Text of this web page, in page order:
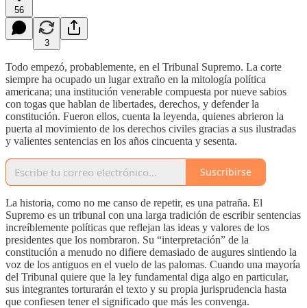
56
3
Todo empezó, probablemente, en el Tribunal Supremo. La corte
siempre ha ocupado un lugar extraño en la mitología política
americana; una institución venerable compuesta por nueve sabios
con togas que hablan de libertades, derechos, y defender la
constitución. Fueron ellos, cuenta la leyenda, quienes abrieron la
puerta al movimiento de los derechos civiles gracias a sus ilustradas
y valientes sentencias en los años cincuenta y sesenta.
Suscribirse
La historia, como no me canso de repetir, es una patraña. El
Supremo es un tribunal con una larga tradición de escribir sentencias
increíblemente políticas que reflejan las ideas y valores de los
presidentes que los nombraron. Su “interpretación” de la
constitución a menudo no difiere demasiado de augures sintiendo la
voz de los antiguos en el vuelo de las palomas. Cuando una mayoría
del Tribunal quiere que la ley fundamental diga algo en particular,
sus integrantes torturarán el texto y su propia jurisprudencia hasta
que confiesen tener el significado que más les convenga.